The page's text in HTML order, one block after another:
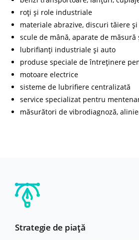
roți și role industriale
materiale abrazive, discuri tăiere
scule de mână, aparate de măsură
lubrifianți industriale și auto
produse speciale de întreținere
motoare electrice
sisteme de lubrifiere centralizată
service specializat pentru
măsurători de vibrodiagnoză,
Strategie de piață